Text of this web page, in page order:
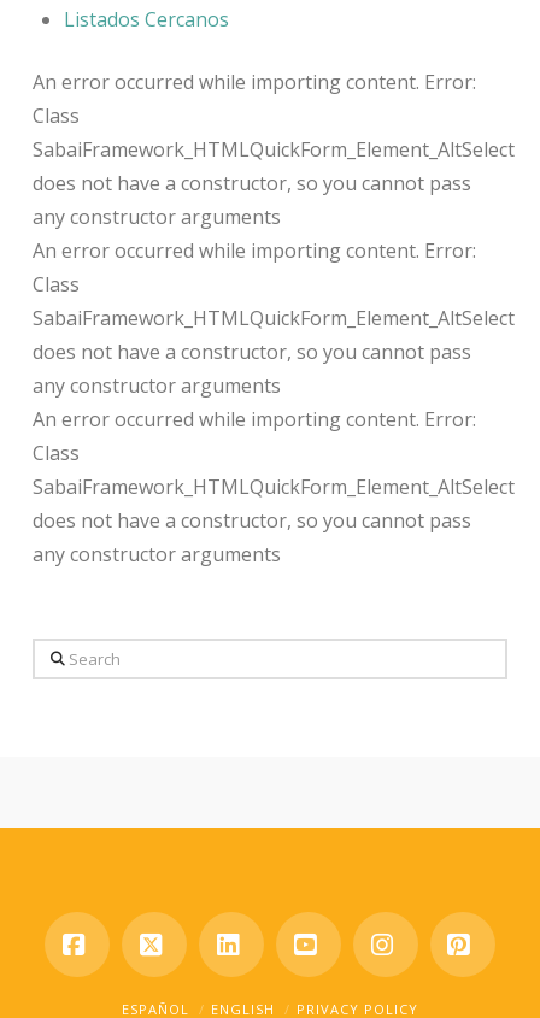
Listados Cercanos
An error occurred while importing content. Error:
Class
SabaiFramework_HTMLQuickForm_Element_AltSelect
does not have a constructor, so you cannot pass
any constructor arguments
An error occurred while importing content. Error:
Class
SabaiFramework_HTMLQuickForm_Element_AltSelect
does not have a constructor, so you cannot pass
any constructor arguments
An error occurred while importing content. Error:
Class
SabaiFramework_HTMLQuickForm_Element_AltSelect
does not have a constructor, so you cannot pass
any constructor arguments
Search
Facebook
X LinkedInYouTubeInstagram
ESPAÑOL ENGLISH PRIVACY POLICY